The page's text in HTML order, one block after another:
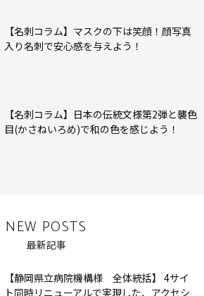
【名刺コラム】マスクの下は笑顔！顔写真
入り名刺で安心感を与えよう！
【名刺コラム】日本の伝統文様第2弾と襲色
目(かさねいろめ)で和の色を感じよう！
NEW POSTS
最新記事
【静岡県立病院機構様 全体統括】 4サイ
ト同時リニューアルで実現した、アクセシ